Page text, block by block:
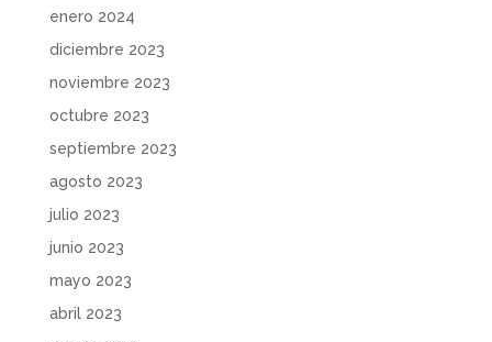
enero 2024
diciembre 2023
noviembre 2023
octubre 2023
septiembre 2023
agosto 2023
julio 2023
junio 2023
mayo 2023
abril 2023